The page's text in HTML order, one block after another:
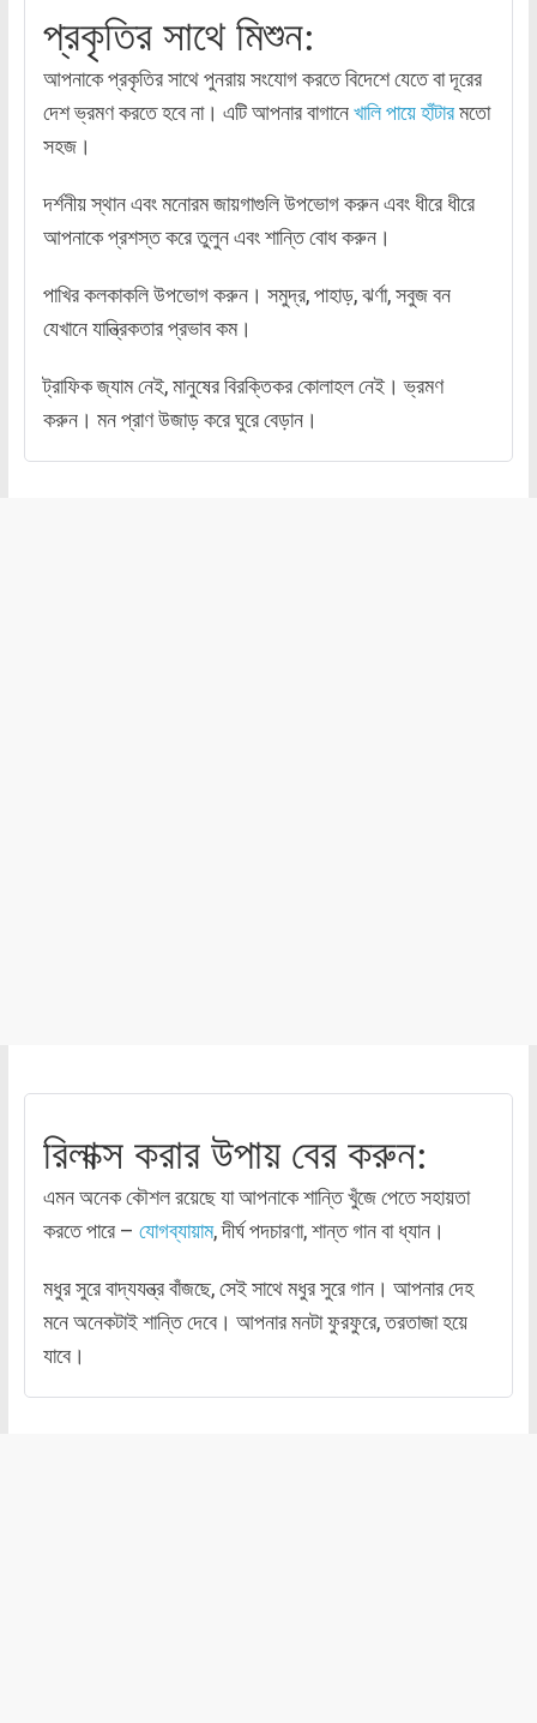
প্রকৃতির সাথে মিশুন:
আপনাকে প্রকৃতির সাথে পুনরায় সংযোগ করতে বিদেশে যেতে বা দূরের
দেশ ভ্রমণ করতে হবে না। এটি আপনার বাগানেখালি পায়ে হাঁটারমতো
সহজ।
দর্শনীয় স্থান এবং মনোরম জায়গাগুলি উপভোগ করুন এবং ধীরে ধীরে
আপনাকে প্রশস্ত করে তুলুন এবং শান্তি বোধ করুন।
পাখির কলকাকলি উপভোগ করুন। সমুদ্র, পাহাড়, ঝর্ণা, সবুজ বন
যেখানে যান্ত্রিকতার প্রভাব কম।
ট্রাফিক জ্যাম নেই, মানুষের বিরক্তিকর কোলাহল নেই। ভ্রমণ
করুন। মন প্রাণ উজাড় করে ঘুরে বেড়ান।
রিলাক্স করার উপায় বের করুন:
এমন অনেক কৌশল রয়েছে যা আপনাকে শান্তি খুঁজে পেতে সহায়তা
করতে পারে – যোগব্যায়াম, দীর্ঘ পদচারণা, শান্ত গান বা ধ্যান।
মধুর সুরে বাদ্যযন্ত্র বাঁজছে, সেই সাথে মধুর সুরে গান। আপনার দেহ
মনে অনেকটাই শান্তি দেবে। আপনার মনটা ফুরফুরে, তরতাজা হয়ে
যাবে।